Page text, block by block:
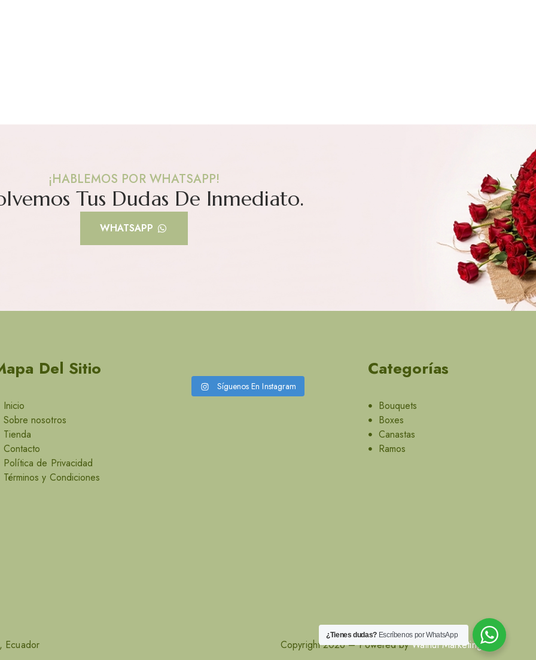
¡HABLEMOS POR WHATSAPP!
Tus Dudas De Inmediato.
WHATSAPP
Del Sitio
Inicio
Sobre nosotros
Tienda
Contacto
Política de Privacidad
Términos y Condiciones
Síguenos En Instagram
Categorías
Bouquets
Boxes
Canastas
Ramos
Ecuador Copyright 2026 – Powered byWalnut Marketing Lab
¿Tienes dudas?Escríbenos por WhatsApp